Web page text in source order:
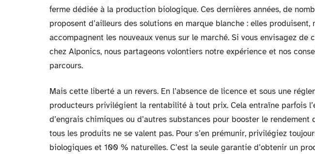
ferme dédiée à la production biologique. Ces dernières années, de
proposent d’ailleurs des solutions en marque blanche : elles
accompagnent les nouveaux venus sur le marché. Si vous envisagez de
chez Alponics, nous partageons volontiers notre expérience et nos
parcours.
Mais cette liberté a un revers. En l’absence de licence et sous une
producteurs privilégient la rentabilité à tout prix. Cela entraîne parfois
d’engrais chimiques ou d’autres substances pour booster le rendement
tous les produits ne se valent pas. Pour s’en prémunir, privilégiez
biologiques et 100 % naturelles. C’est la seule garantie d’obtenir un